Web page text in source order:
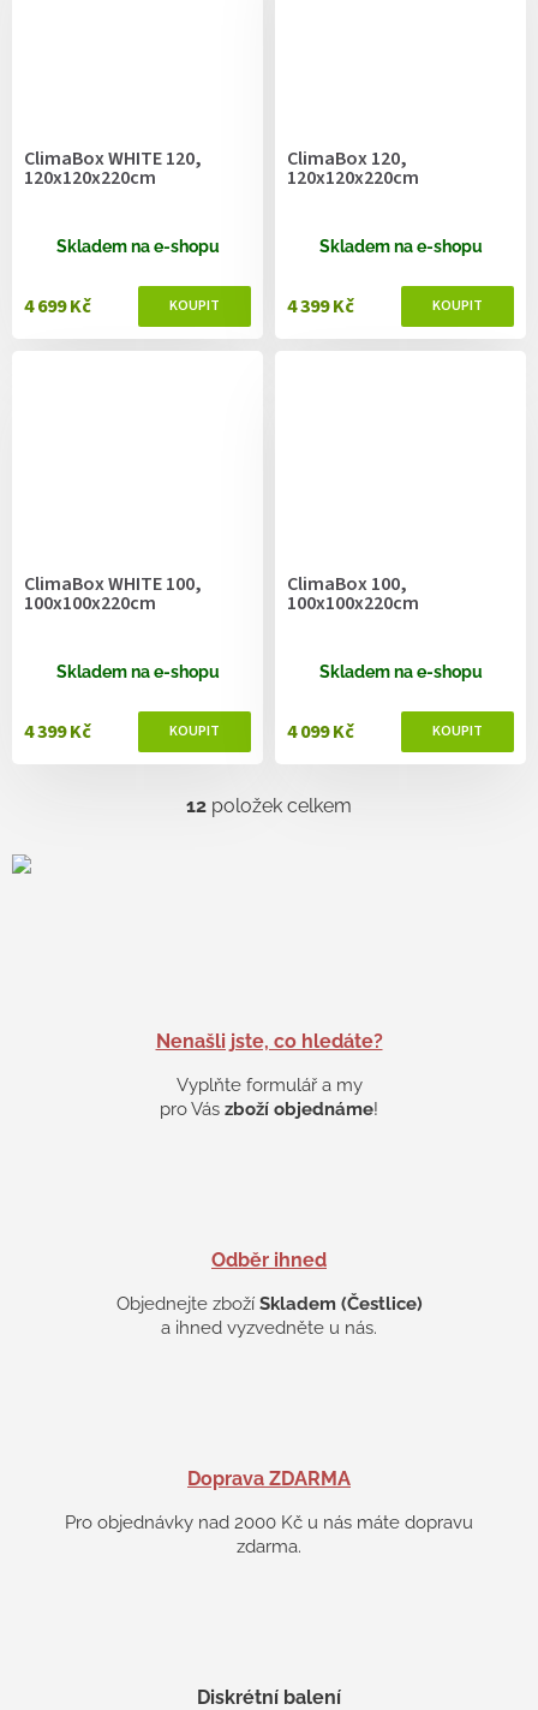
ClimaBox WHITE 120,
120x120x220cm
Skladem na e-shopu
4 699 Kč
ClimaBox 120,
120x120x220cm
Skladem na e-shopu
4 399 Kč
ClimaBox WHITE 100,
100x100x220cm
Skladem na e-shopu
4 399 Kč
ClimaBox 100,
100x100x220cm
Skladem na e-shopu
4 099 Kč
O
v
y
v
12 položek celkem
Nenašli jste, co hledáte?
Vyplňte formulář a my
pro Vás zboží objednáme!
Odběr ihned
Objednejte zboží Skladem (Čestlice)
a ihned vyzvedněte u nás.
Doprava ZDARMA
Pro objednávky nad 2000 Kč u nás máte dopravu
zdarma.
Diskrétní balení